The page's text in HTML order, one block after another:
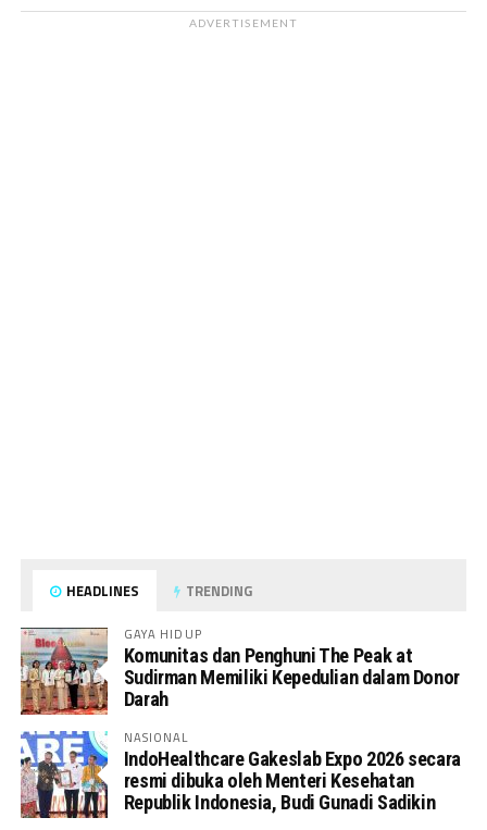
ADVERTISEMENT
HEADLINES TRENDING
GAYA HIDUP
Komunitas dan Penghuni The Peak at
Sudirman Memiliki Kepedulian dalam Donor
Darah
NASIONAL
IndoHealthcare Gakeslab Expo 2026 secara
resmi dibuka oleh Menteri Kesehatan
Republik Indonesia, Budi Gunadi Sadikin